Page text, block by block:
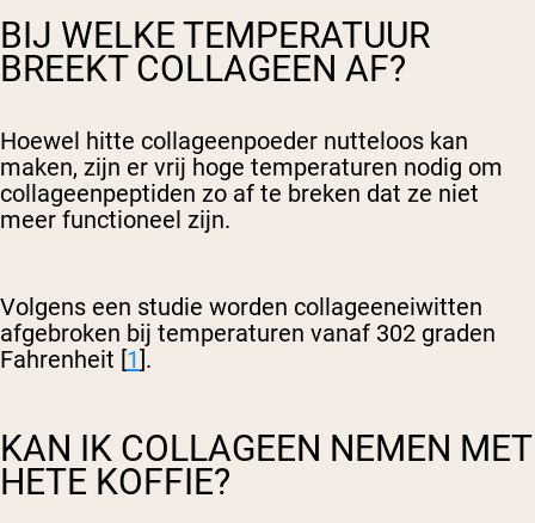
BIJ WELKE TEMPERATUUR
BREEKT COLLAGEEN AF?
Hoewel hitte collageenpoeder nutteloos kan
maken, zijn er vrij hoge temperaturen nodig om
collageenpeptiden zo af te breken dat ze niet
meer functioneel zijn.
Volgens een studie worden collageeneiwitten
afgebroken bij temperaturen vanaf 302 graden
Fahrenheit [1].
KAN IK COLLAGEEN NEMEN MET
HETE KOFFIE?